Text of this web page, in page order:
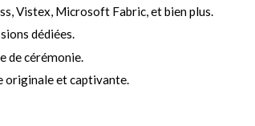
Vistex, Microsoft Fabric, et bien plus.
dédiées.
de cérémonie.
originale et captivante.